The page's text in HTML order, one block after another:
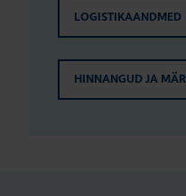
LOGISTIKAANDMED
HINNANGUD JA